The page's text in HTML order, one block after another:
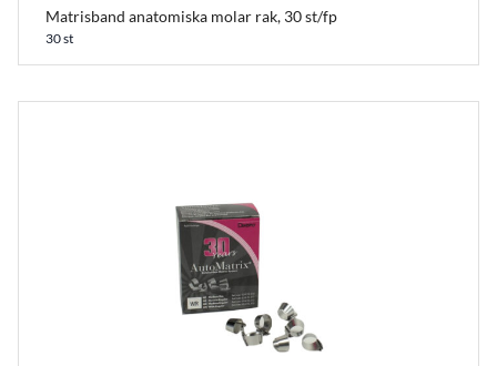
Matrisband anatomiska molar rak, 30 st/fp
30 st